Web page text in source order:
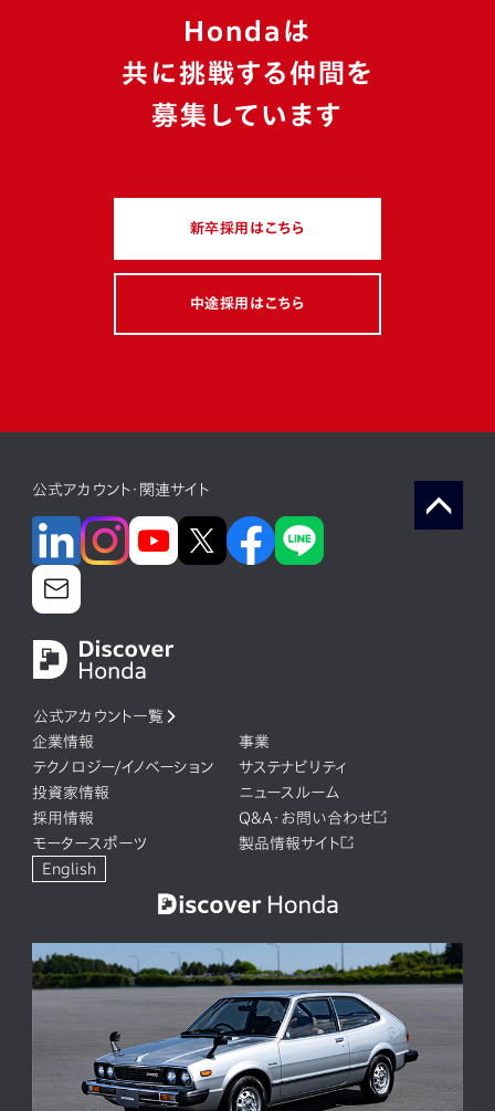
イベントレポート 座談会 特別企画
スキルアップ・成長環境 グローバル 駐在経験
フィロソフィー ボトムアップ
ソフトウェア(組み込み)
モビリティサービス 新規事業 最先端技術
カーボンニュートラル コロナ禍
Hondaは
共に挑戦する仲間を
募集しています
新卒採用はこちら
中途採用はこちら
公式アカウント・関連サイト
公式アカウント一覧
企業情報
事業
テクノロジー/イノベーション
サステナビリティ
投資家情報
ニュースルーム
採用情報
Q&A・お問い合わせ
モータースポーツ
製品情報サイト
English